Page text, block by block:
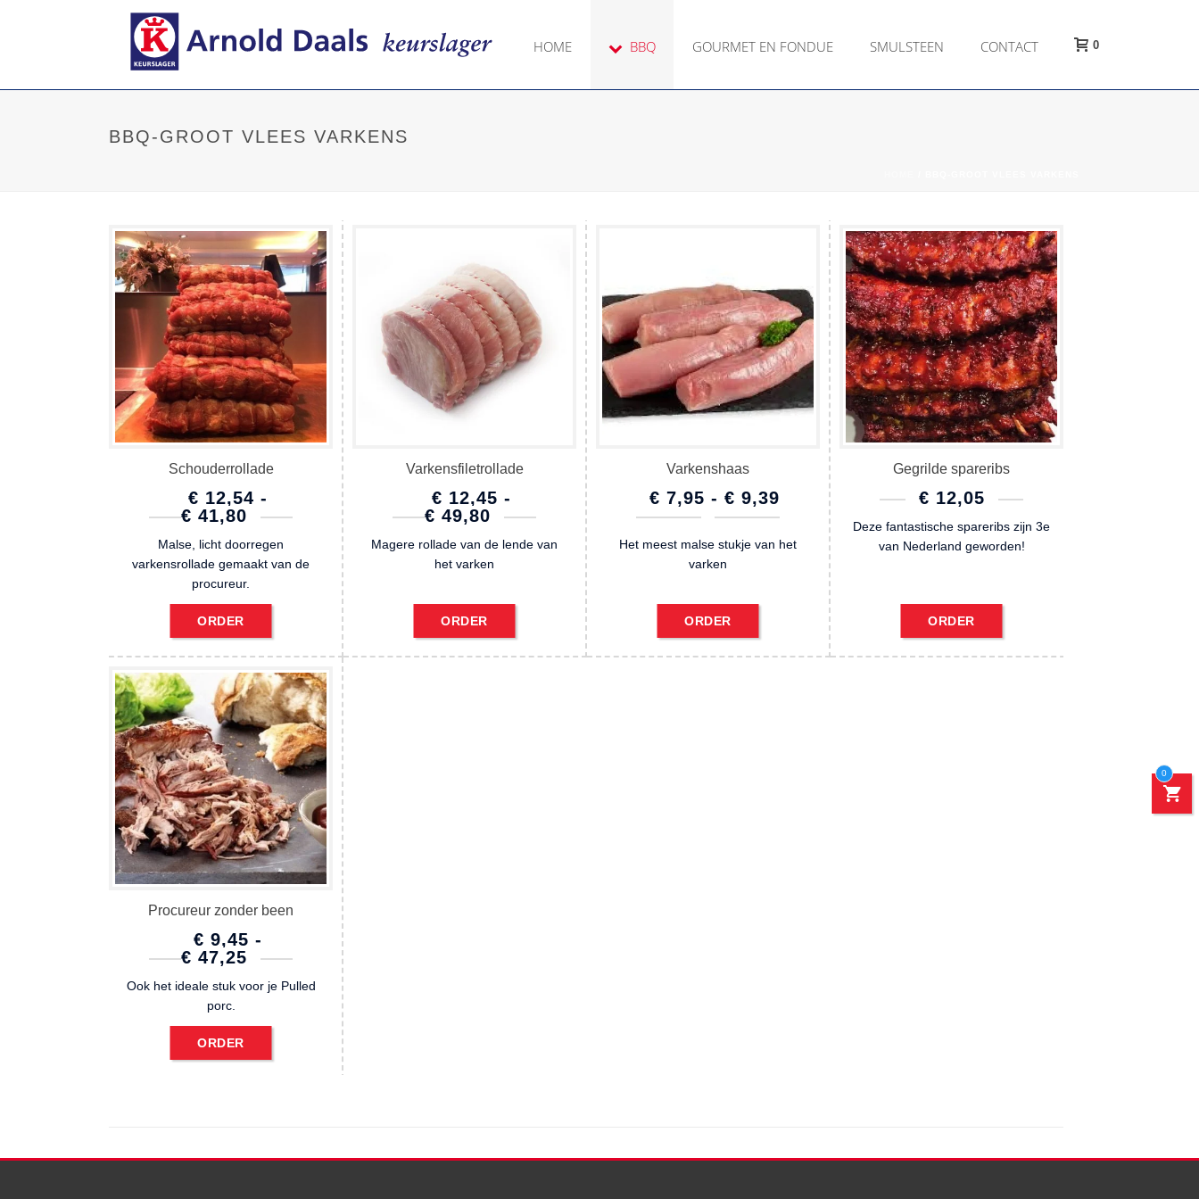
HOME BBQ GOURMET EN FONDUE SMULSTEEN CONTACT 0
BBQ-GROOT VLEES VARKENS
0
Schouderrollade
€ 12,54 -
€ 41,80 PRIJSKLASSE:
TOT
€ 41,80
Malse, licht doorregen
varkensrollade gemaakt van de
procureur.
ORDER
Varkensfiletrollade
€ 12,45 -
€ 49,80 PRIJSKLASSE:
TOT
€ 49,80
Magere rollade van de lende van
het varken
ORDER
Varkenshaas
€ 7,95 - € 9,39
PRIJSKLASSE:
TOT
€ 9,39
Het meest malse stukje van het
varken
ORDER
Gegrilde spareribs
€ 12,05
Deze fantastische spareribs zijn 3e
van Nederland geworden!
ORDER
Procureur zonder been
€ 9,45 -
€ 47,25 PRIJSKLASSE:
TOT
Ook het ideale stuk voor je Pulled
porc.
ORDER